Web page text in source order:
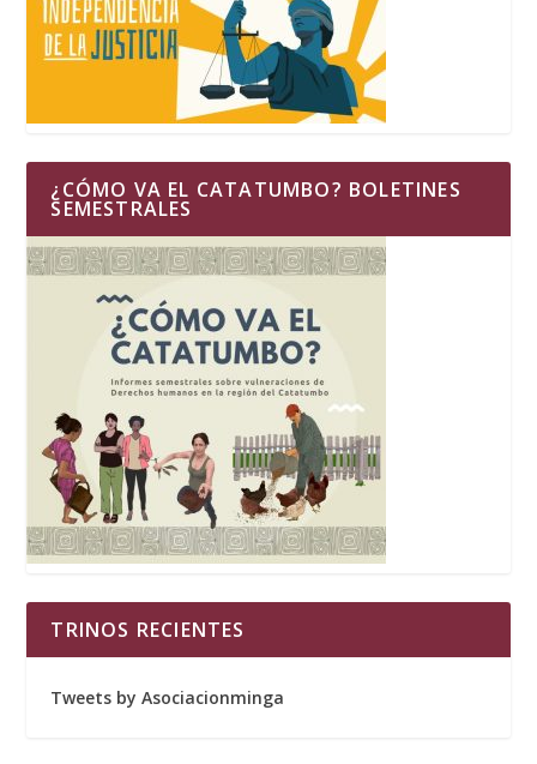
¿CÓMO VA EL CATATUMBO? BOLETINES
SEMESTRALES
TRINOS RECIENTES
Tweets by Asociacionminga